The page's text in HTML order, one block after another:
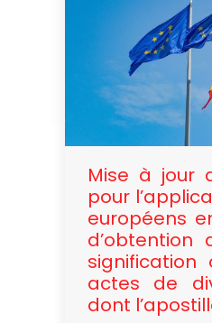
Mise à jour
pour
européens
signification
actes de
dont